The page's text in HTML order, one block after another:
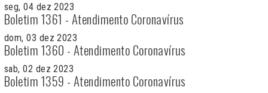
seg, 04 dez 2023
Boletim 1361 - Atendimento Coronavírus
dom, 03 dez 2023
Boletim 1360 - Atendimento Coronavírus
sab, 02 dez 2023
Boletim 1359 - Atendimento Coronavírus